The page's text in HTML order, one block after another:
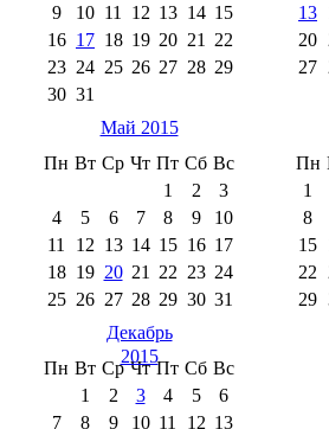
9
10 11 12 13 14 15
16 17 18 19 20 21
22
23 24 25 26 27 28 29
30 31
13
20
27
Май 2015
Пн Вт Ср Чт Пт Сб Вс
1
2
3
4
5 6 7 8 9
10
11
12 13 14 15 16 17
18 19 20 21 22 23 24
25 26 27 28 29 30 31
Пн
1
8
15
22
29
Декабрь
2015
Пн Вт Ср Чт Пт Сб Вс
1
2 3 4 5
6
7
8 9 10 11 12 13